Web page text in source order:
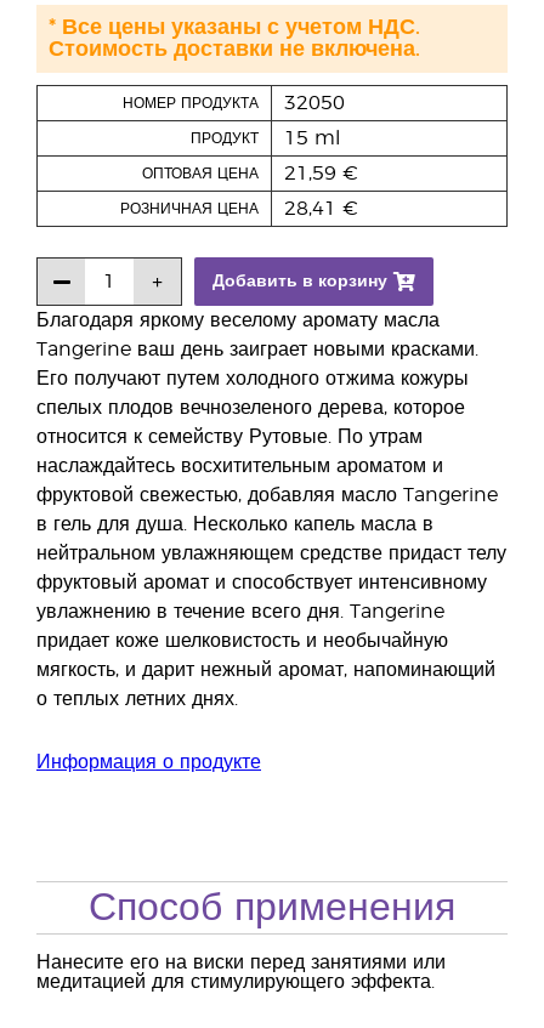
Благодаря яркому веселому аромату масла
Tangerine ваш день заиграет новыми красками.
Его получают путем холодного отжима кожуры
спелых плодов вечнозеленого дерева, которое
относится к семейству Рутовые. По утрам
наслаждайтесь восхитительным ароматом и
фруктовой свежестью, добавляя масло Tangerine
в гель для душа. Несколько капель масла в
нейтральном увлажняющем средстве придаст телу
фруктовый аромат и способствует интенсивному
увлажнению в течение всего дня. Tangerine
придает коже шелковистость и необычайную
мягкость, и дарит нежный аромат, напоминающий
о теплых летних днях.
Информация о продукте
НОМЕР ПРОДУКТА 32050
ПРОДУКТ 15 ml
ОПТОВАЯ ЦЕНА 21,59 €
РОЗНИЧНАЯ ЦЕНА 28,41 €
Добавить в корзину
* Все цены указаны с учетом НДС.
Стоимость доставки не включена.
Способ применения
Нанесите его на виски перед занятиями или
медитацией для стимулирующего эффекта.